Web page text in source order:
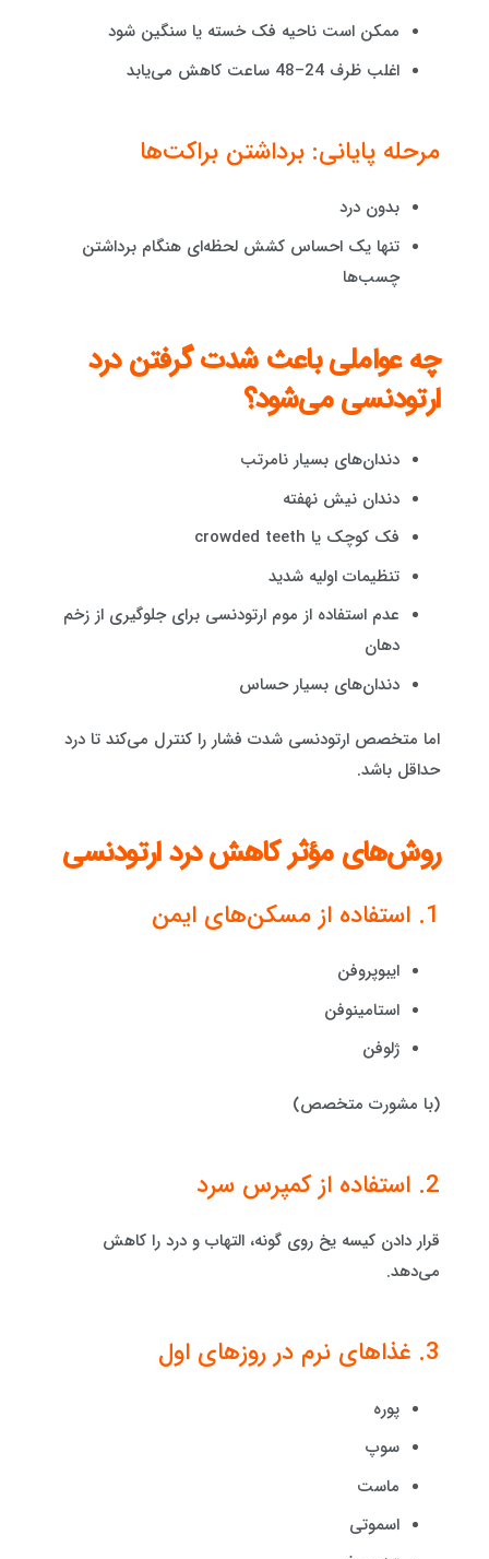
ممکن است ناحیه فک خسته یا سنگین شود
اغلب ظرف 24–48 ساعت کاهش می‌یابد
مرحله پایانی: برداشتن براکت‌ها
بدون درد
تنها یک احساس کشش لحظه‌ای هنگام برداشتن
چسب‌ها
چه عواملی باعث شدت گرفتن درد
ارتودنسی می‌شود؟
دندان‌های بسیار نامرتب
دندان نیش نهفته
فک کوچک یا crowded teeth
تنظیمات اولیه شدید
عدم استفاده از موم ارتودنسی برای جلوگیری از زخم
دهان
دندان‌های بسیار حساس
اما متخصص ارتودنسی شدت فشار را کنترل می‌کند تا درد
حداقل باشد.
روش‌های مؤثر کاهش درد ارتودنسی
1. استفاده از مسکن‌های ایمن
ایبوپروفن
استامینوفن
ژلوفن
(با مشورت متخصص)
2. استفاده از کمپرس سرد
قرار دادن کیسه یخ روی گونه، التهاب و درد را کاهش
می‌دهد.
3. غذاهای نرم در روزهای اول
پوره
سوپ
ماست
اسموتی